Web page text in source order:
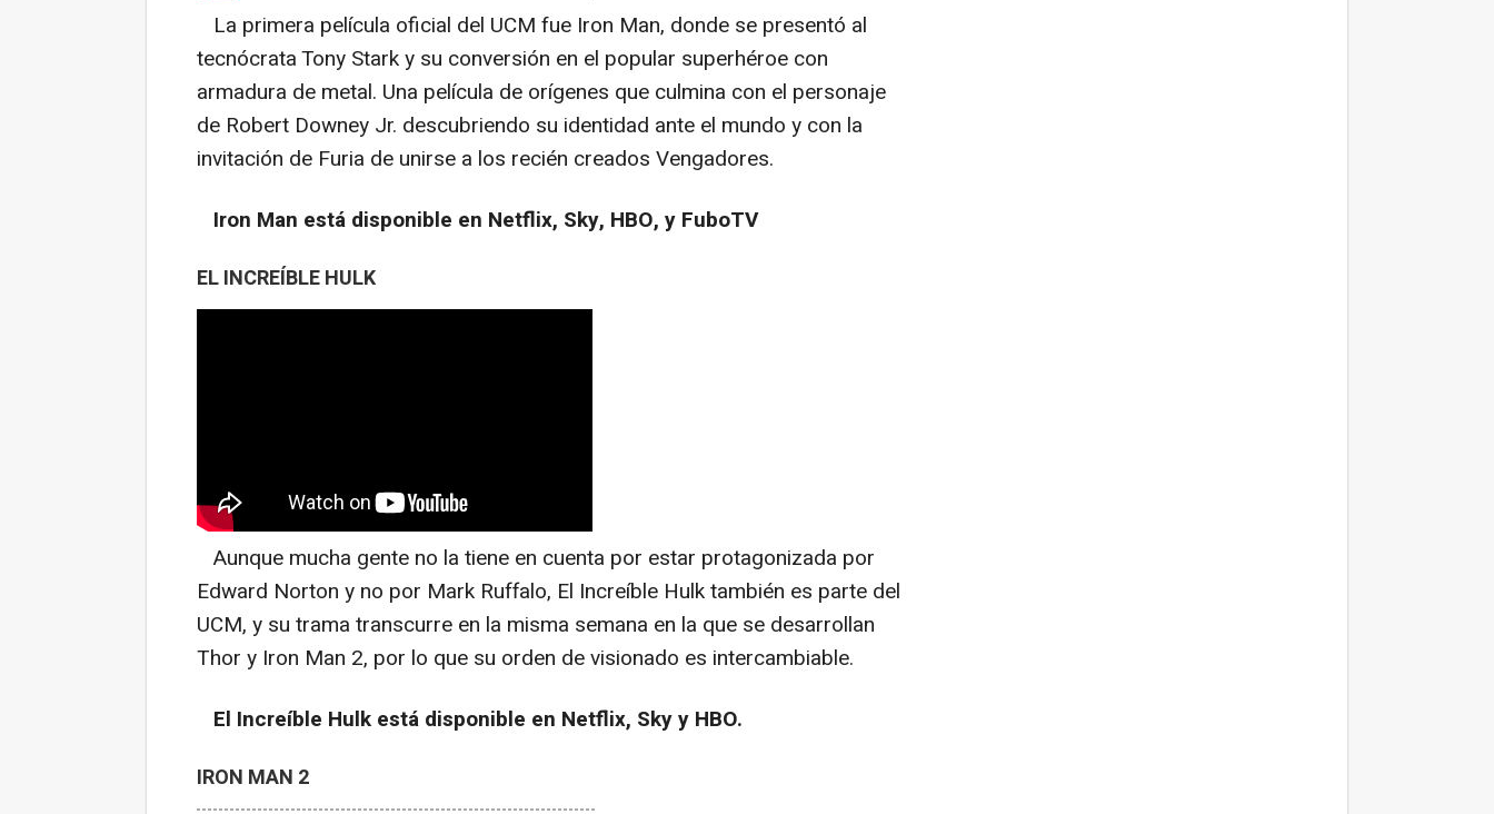
La primera película oficial del UCM fue Iron Man, donde se presentó al
tecnócrata Tony Stark y su conversión en el popular superhéroe con
armadura de metal. Una película de orígenes que culmina con el personaje
de Robert Downey Jr. descubriendo su identidad ante el mundo y con la
invitación de Furia de unirse a los recién creados Vengadores.
Iron Man está disponible en Netflix, Sky, HBO, y FuboTV
EL INCREÍBLE HULK
Aunque mucha gente no la tiene en cuenta por estar protagonizada por
Edward Norton y no por Mark Ruffalo, El Increíble Hulk también es parte del
UCM, y su trama transcurre en la misma semana en la que se desarrollan
Thor y Iron Man 2, por lo que su orden de visionado es intercambiable.
El Increíble Hulk está disponible en Netflix, Sky y HBO.
IRON MAN 2